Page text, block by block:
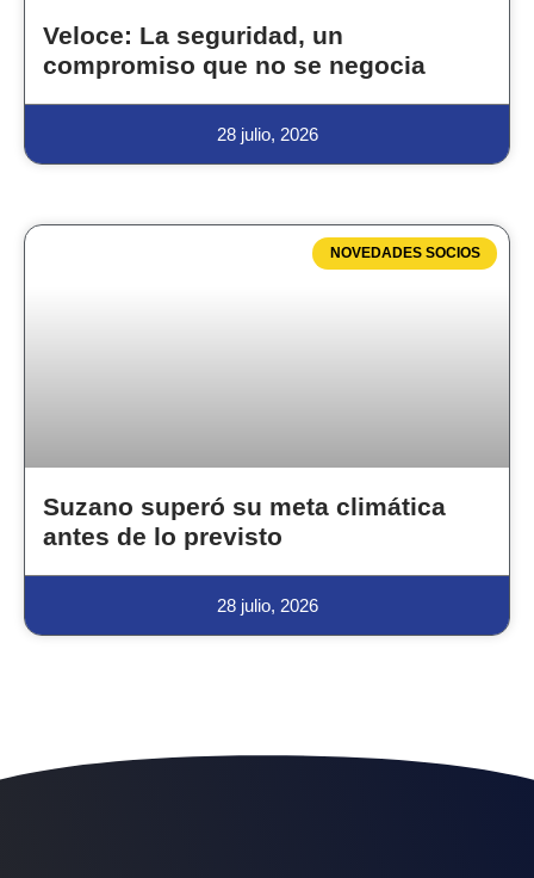
Veloce: La seguridad, un
compromiso que no se negocia
28 julio, 2026
NOVEDADES SOCIOS
Suzano superó su meta climática
antes de lo previsto
28 julio, 2026